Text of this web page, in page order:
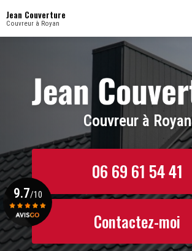
au
contenu
Jean Couverture
Couvreur à Royan
Couvreur à Royan
06 69 61 54 41
Contactez-moi
9.7/10
Voir le certificat